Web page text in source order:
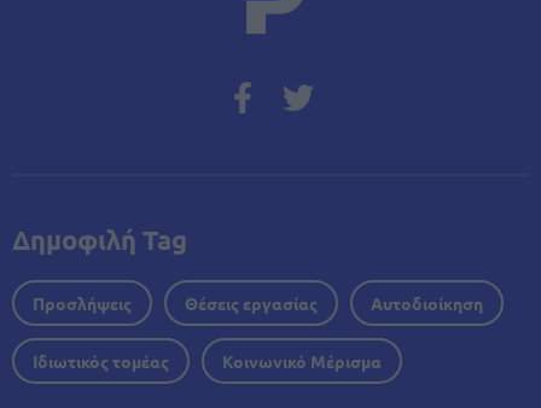
Δημοφιλή Tag
Προσλήψεις Θέσεις εργασίας Αυτοδιοίκηση
Ιδιωτικός τομέας Κοινωνικό Μέρισμα